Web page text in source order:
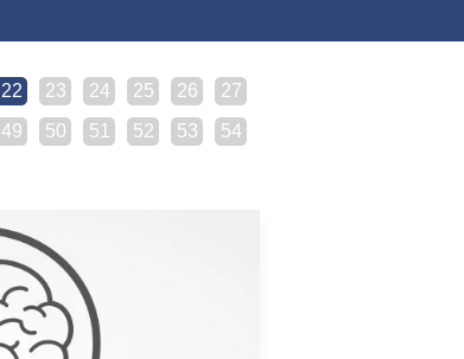
22 23 24 25 26
27
49 50 51 52 53
54